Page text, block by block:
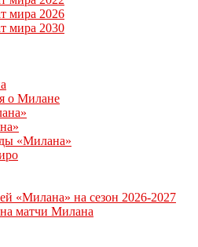
мира 2026
мира 2030
о Милане
«Милана»
«Милана» на сезон 2026-2027
матчи Милана